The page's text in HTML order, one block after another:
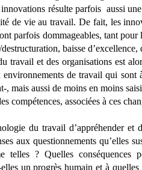
résulte parfois aussi
de vie au travail. De fait, les
parfois dommageables, tant
baisse
travail et des organisations est
de travail qui
, mais aussi de moins en moins
compétences, associées à ces
du travail d’appréhender et
aux questionnements qu’elles
telles ? Quelles
un progrès humain et à